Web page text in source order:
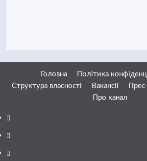
Головна
Політика
Структура власності
Вакансії
Про канал
Facebook
YouTube
Telegram